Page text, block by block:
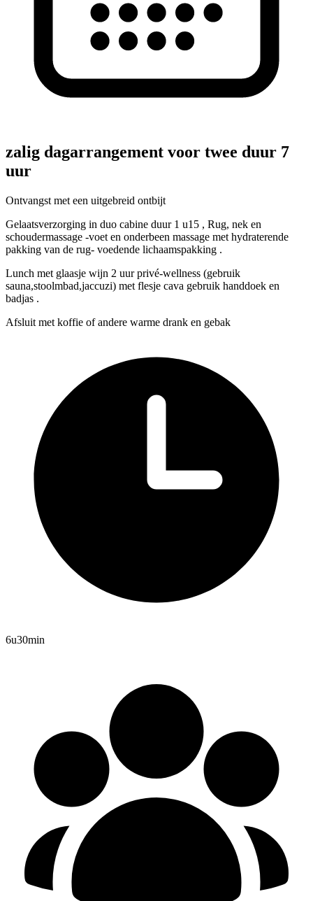
zalig dagarrangement voor twee duur 7
uur
Ontvangst met een uitgebreid ontbijt
Gelaatsverzorging in duo cabine duur 1 u15 , Rug, nek en
schoudermassage -voet en onderbeen massage met hydraterende
pakking van de rug- voedende lichaamspakking .
Lunch met glaasje wijn 2 uur privé-wellness (gebruik
sauna,stoolmbad,jaccuzi) met flesje cava gebruik handdoek en
badjas .
Afsluit met koffie of andere warme drank en gebak
6u30min